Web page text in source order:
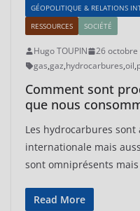
GÉOPOLITIQUE & RELATIONS
RESSOURCES
SOCIÉTÉ
Hugo TOUPIN 26 octobre
gas,gaz,hydrocarbures,oil,
Comment sont
que nous
Les hydrocarbures
internationale mais
sont omniprésents
Read More